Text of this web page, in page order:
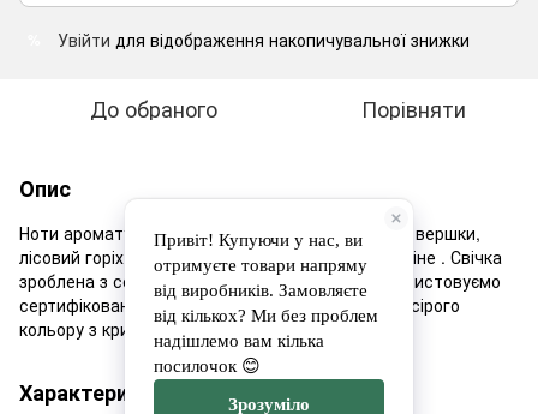
Увійти для відображення накопичувальної знижки
До обраного Порівняти
Опис
Ноти аромату: Верхні ноти: ваніль Ноти серця: вершки,
лісовий горіх Базові ноти: шоколад, цукор, праліне . Свічка
зроблена з соєвого воску Golden Wax 464, використовуємо
сертифікований аромат. Дизайн свічки - кашпо сірого
кольору з кришечкою
Характеристики